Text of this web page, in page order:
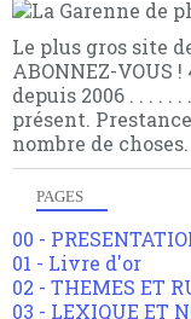
Le plus gros site
ABONNEZ-VOUS !
depuis 2006 . . . . .
présent.
nombre de choses.
PAGES
00 -
01 - Livre d'or
02 - THEMES ET
03 - LEXIQUE ET